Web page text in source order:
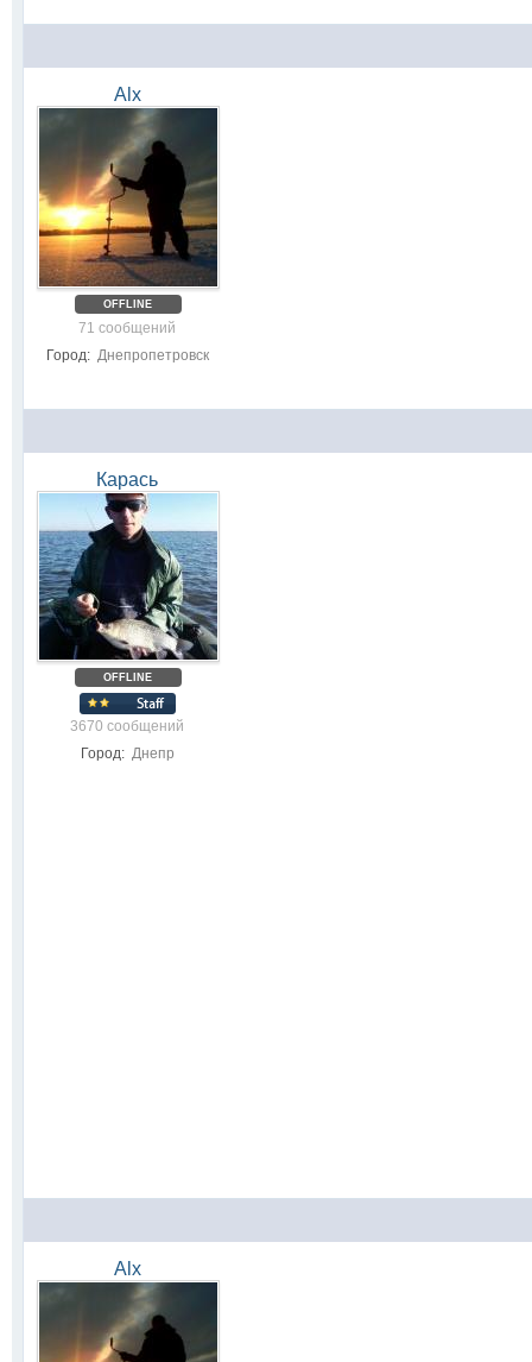
Alx
OFFLINE
71 сообщений
Город: Днепропетровск
Карась
OFFLINE
3670 сообщений
Город: Днепр
Alx